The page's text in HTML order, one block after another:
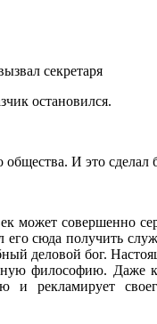
секретаря
остановился.
общества. И это сделал
может совершенно
сюда получить
деловой бог.
философию. Даже
и рекламирует